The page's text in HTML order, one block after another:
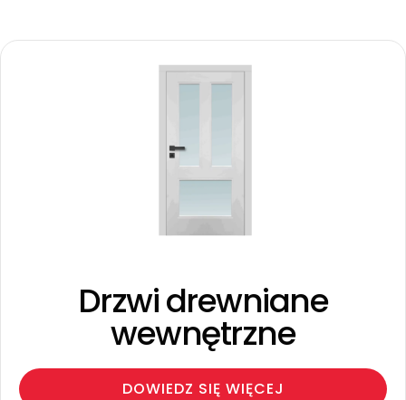
Drzwi drewniane
wewnętrzne
DOWIEDZ SIĘ WIĘCEJ